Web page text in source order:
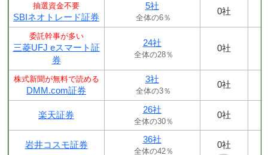
抽選資金不要
SBIネオトレード証券
5社
全体の6％
0社
委託幹事が多い
三菱UFJ eスマート証
券
24社
全体の28％
0社
株式新聞が無料で読める
DMM.com証券
3社
全体の3％
0社
楽天証券
26社
全体の30％
0社
岩井コスモ証券
36社
全体の42％
0社